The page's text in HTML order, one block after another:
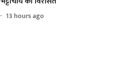
13 hours ago